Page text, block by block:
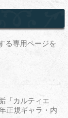
る専用ページを
「カルティエ
正規ギャラ・内